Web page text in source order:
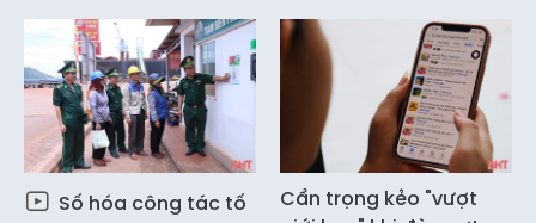
Số hóa công tác tố
Cẩn trọng kẻo "vượt